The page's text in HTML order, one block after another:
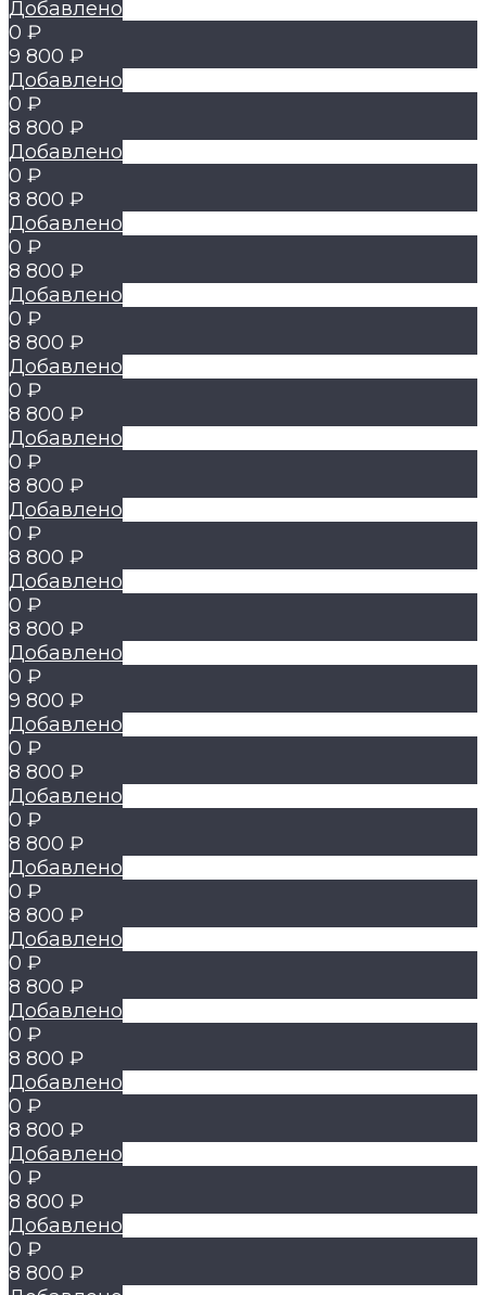
Добавлено
0 ₽
9 800 ₽
Добавлено
0 ₽
8 800 ₽
Добавлено
0 ₽
8 800 ₽
Добавлено
0 ₽
8 800 ₽
Добавлено
0 ₽
8 800 ₽
Добавлено
0 ₽
8 800 ₽
Добавлено
0 ₽
8 800 ₽
Добавлено
0 ₽
8 800 ₽
Добавлено
0 ₽
8 800 ₽
Добавлено
0 ₽
9 800 ₽
Добавлено
0 ₽
8 800 ₽
Добавлено
0 ₽
8 800 ₽
Добавлено
0 ₽
8 800 ₽
Добавлено
0 ₽
8 800 ₽
Добавлено
0 ₽
8 800 ₽
Добавлено
0 ₽
8 800 ₽
Добавлено
0 ₽
8 800 ₽
Добавлено
0 ₽
8 800 ₽